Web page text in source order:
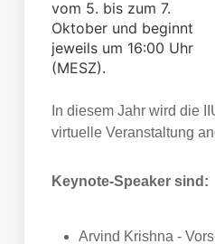
vom 5. bis zum 7.
Oktober und beginnt
jeweils um 16:00 Uhr
(MESZ).
In diesem Jahr wird die
virtuelle Veranstaltung
Keynote-Speaker sind:
Arvind Krishna -